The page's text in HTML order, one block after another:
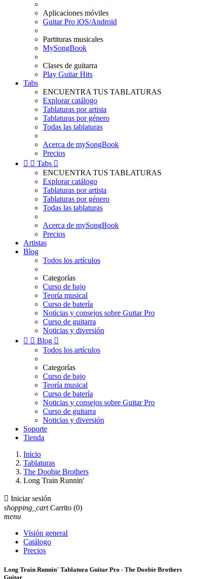
Aplicaciones móviles
Guitar Pro iOS/Android
Partituras musicales
MySongBook
Clases de guitarra
Play Guitar Hits
Tabs
ENCUENTRA TUS TABLATURAS
Explorar catálogo
Tablaturas por artista
Tablaturas por género
Todas las tablaturas
Acerca de mySongBook
Precios
  Tabs 
ENCUENTRA TUS TABLATURAS
Explorar catálogo
Tablaturas por artista
Tablaturas por género
Todas las tablaturas
Acerca de mySongBook
Precios
Artistas
Blog
Todos los artículos
Categorías
Curso de bajo
Teoría musical
Curso de batería
Noticias y consejos sobre Guitar Pro
Curso de guitarra
Noticias y diversión
  Blog 
Todos los artículos
Categorías
Curso de bajo
Teoría musical
Curso de batería
Noticias y consejos sobre Guitar Pro
Curso de guitarra
Noticias y diversión
Soporte
Tienda
Inicio
Tablaturas
The Doobie Brothers
Long Train Runnin'
 Iniciar sesión
shopping_cart Carrito (0)
menu
Visión general
Catálogo
Precios
Long Train Runnin' Tablatura Guitar Pro - The Doobie Brothers
Guitar